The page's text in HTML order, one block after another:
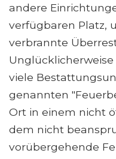
andere
verfügbaren Platz,
verbrannte
viele
genannten
Ort in einem nicht
dem nicht
vorübergehende